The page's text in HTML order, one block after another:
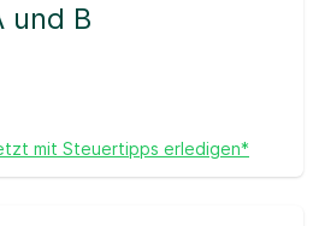
und B
mit Steuertipps erledigen*